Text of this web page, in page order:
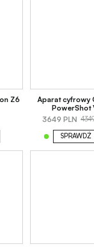
Z6
Aparat cyfrowy
PowerShot
3649 PLN
SPRAWDŹ